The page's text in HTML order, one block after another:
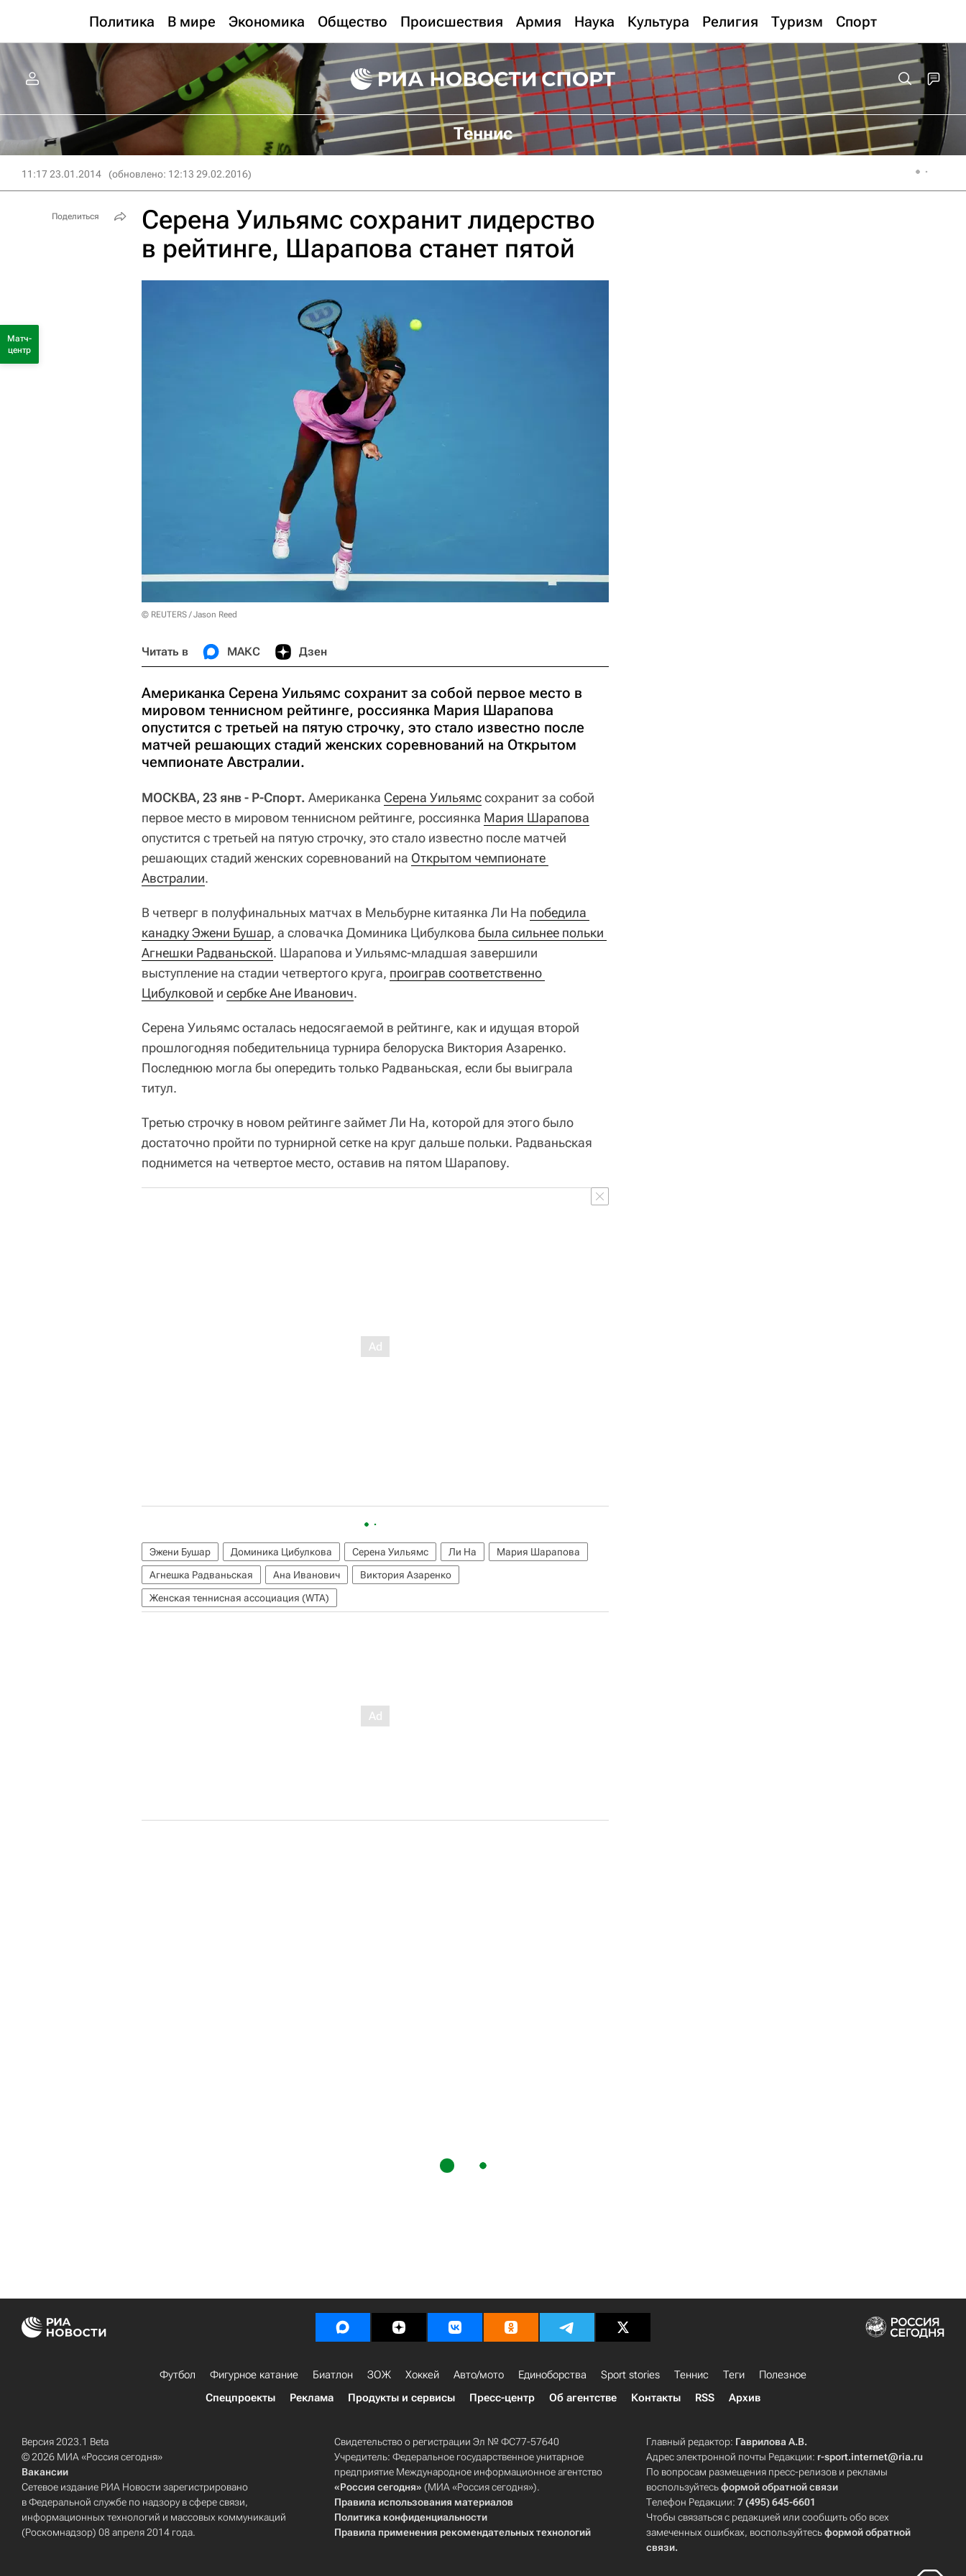
Политика В мире Экономика Общество Происшествия Армия Наука Культура Религия Туризм Спорт
Теннис
11:17 23.01.2014 (обновлено: 12:13 29.02.2016)
Серена Уильямс сохранит лидерство
в рейтинге, Шарапова станет пятой
© REUTERS / Jason Reed
Читать в МАКС Дзен
Американка Серена Уильямс сохранит за собой первое место в
мировом теннисном рейтинге, россиянка Мария Шарапова
опустится с третьей на пятую строчку, это стало известно после
матчей решающих стадий женских соревнований на Открытом
чемпионате Австралии.
МОСКВА, 23 янв - Р-Спорт. Американка Серена Уильямссохранит за собой
первое место в мировом теннисном рейтинге, россиянка Мария Шарапова
опустится с третьей на пятую строчку, это стало известно после матчей
решающих стадий женских соревнований на Открытом чемпионате
Австралии.
В четверг в полуфинальных матчах в Мельбурне китаянка Ли На победила
канадку Эжени Бушар, а словачка Доминика Цибулкова была сильнее польки
Агнешки Радваньской. Шарапова и Уильямс-младшая завершили
выступление на стадии четвертого круга, проиграв соответственно
Цибулковой и сербке Ане Иванович.
Серена Уильямс осталась недосягаемой в рейтинге, как и идущая второй
прошлогодняя победительница турнира белоруска Виктория Азаренко.
Последнюю могла бы опередить только Радваньская, если бы выиграла
титул.
Третью строчку в новом рейтинге займет Ли На, которой для этого было
достаточно пройти по турнирной сетке на круг дальше польки. Радваньская
поднимется на четвертое место, оставив на пятом Шарапову.
Эжени Бушар Доминика Цибулкова Серена Уильямс Ли На
Мария Шарапова
Агнешка Радваньская
Ана Иванович
Виктория Азаренко
Женская теннисная ассоциация (WTA)
Поделиться
Матч-
центр
Футбол Фигурное катание Биатлон ЗОЖ Хоккей Авто/мото Единоборства Sport stories Теннис Теги
Полезное
Спецпроекты
Реклама Продукты и сервисы Пресс-центр Об агентстве Контакты RSS Архив
Версия 2023.1 Beta
© 2026 МИА «Россия сегодня»
Вакансии
Сетевое издание РИА Новости зарегистрировано
в Федеральной службе по надзору в сфере связи,
информационных технологий и массовых коммуникаций
(Роскомнадзор) 08 апреля 2014 года.
Свидетельство о регистрации Эл № ФС77-57640
Учредитель: Федеральное государственное унитарное
предприятие Международное информационное агентство
«Россия сегодня» (МИА «Россия сегодня»).
Правила использования материалов
Политика конфиденциальности
Правила применения рекомендательных технологий
Главный редактор: Гаврилова А.В.
Адрес электронной почты Редакции: r-sport.internet@ria.ru
По вопросам размещения пресс-релизов и рекламы
воспользуйтесьформой обратной связи
Телефон Редакции:7 (495) 645-6601
Чтобы связаться с редакцией или сообщить обо всех
замеченных ошибках, воспользуйтесьформой обратной
связи.